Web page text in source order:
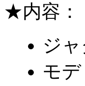
★内容：
ジ
モ